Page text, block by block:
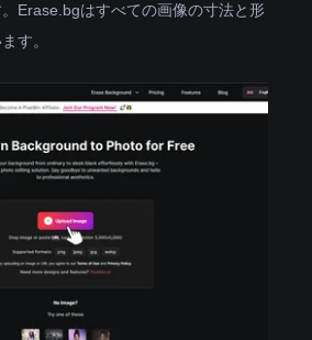
Erase.bgはすべての画像の寸法と形
す。